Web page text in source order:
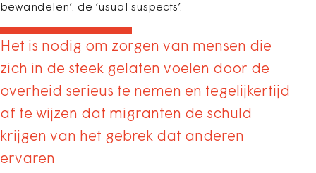
bewandelen’: de ‘usual suspects’.
Het is nodig om zorgen van mensen die
zich in de steek gelaten voelen door de
overheid serieus te nemen en tegelijkertijd
af te wijzen dat migranten de schuld
krijgen van het gebrek dat anderen
ervaren